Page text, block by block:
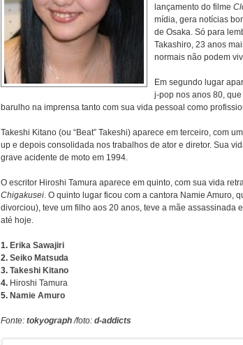
lançamento do filme
mídia, gera notícias
de Osaka. Só para
Takashiro, 23 anos
normais não podem
Em segundo lugar
j-pop nos anos 80,
barulho na imprensa tanto com sua vida pessoal como
Takeshi Kitano (ou “Beat” Takeshi) aparece em terceiro, com
up e depois consolidada nos trabalhos de ator e diretor. Sua
grave acidente de moto em 1994.
O escritor Hiroshi Tamura aparece em quinto, com sua vida
Chigakusei. O quinto lugar ficou com a cantora Namie Amuro,
divorciou), teve um filho aos 20 anos, teve a mãe assassinada
até hoje.
1. Erika Sawajiri
2. Seiko Matsuda
3. Takeshi Kitano
4. Hiroshi Tamura
5. Namie Amuro
Fonte: tokyograph/foto: d-addicts